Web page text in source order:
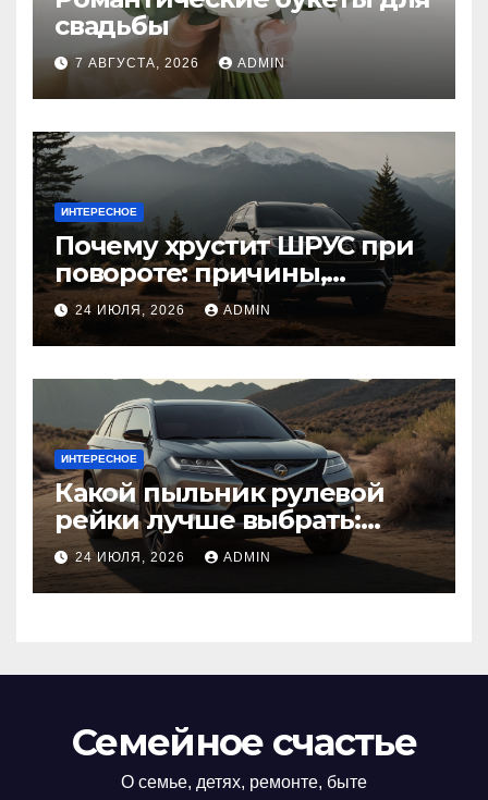
свадьбы
7 АВГУСТА, 2026 ADMIN
ИНТЕРЕСНОЕ
Почему хрустит ШРУС при
повороте: причины,
диагностика
24 ИЮЛЯ, 2026 ADMIN
ИНТЕРЕСНОЕ
Какой пыльник рулевой
рейки лучше выбрать:
оригинальный или аналог,
резина или полиуретан
24 ИЮЛЯ, 2026 ADMIN
Семейное счастье
О семье, детях, ремонте, быте